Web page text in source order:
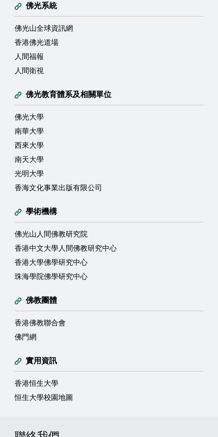
佛光系統
佛光山全球資訊網
香港佛光道場
人間福報
人間衛視
佛光教育體系及相關單位
佛光大學
南華大學
西來大學
南天大學
光明大學
香海文化事業出版有限公司
學術機構
佛光山人間佛教研究院
香港中文大學人間佛教研究中心
香港大學佛學研究中心
珠海學院佛學研究中心
佛教團體
香港佛教聯合會
佛門網
實用資訊
香港恒生大學
恒生大學校園地圖